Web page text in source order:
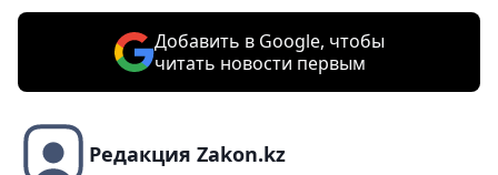
Добавить в Google, чтобы
читать новости первым
Редакция Zakon.kz